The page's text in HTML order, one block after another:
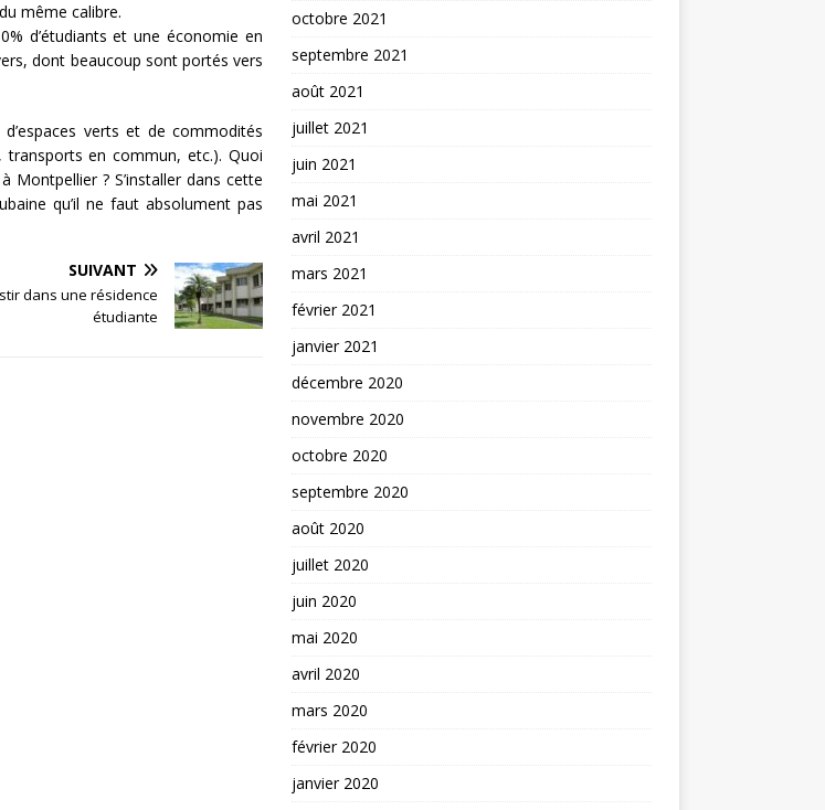
même calibre.
d’étudiants et une économie en
dont beaucoup sont portés vers
verts et de commodités
en commun, etc.). Quoi
à Montpellier ? S’installer dans cette
qu’il ne faut absolument pas
SUIVANT
dans une résidence
étudiante
octobre 2021
septembre 2021
août 2021
juillet 2021
juin 2021
mai 2021
avril 2021
mars 2021
février 2021
janvier 2021
décembre 2020
novembre 2020
octobre 2020
septembre 2020
août 2020
juillet 2020
juin 2020
mai 2020
avril 2020
mars 2020
février 2020
janvier 2020